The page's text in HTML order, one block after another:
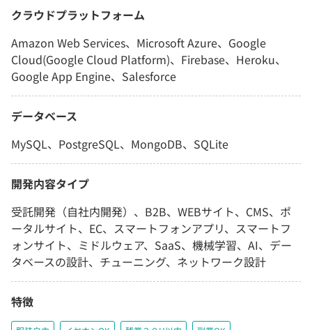
クラウドプラットフォーム
Amazon Web Services、Microsoft Azure、Google
Cloud(Google Cloud Platform)、Firebase、Heroku、
Google App Engine、Salesforce
データベース
MySQL、PostgreSQL、MongoDB、SQLite
開発内容タイプ
受託開発（自社内開発）、B2B、WEBサイト、CMS、ポ
ータルサイト、EC、スマートフォンアプリ、スマートフ
ォンサイト、ミドルウェア、SaaS、機械学習、AI、デー
タベースの設計、チューニング、ネットワーク設計
特徴